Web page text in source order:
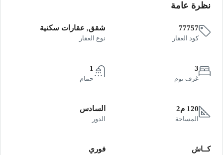
نظرة عامة
77757
كود العقار
شقق, عقارات سكنية
نوع العقار
3
غرف نوم
1
حمام
120 م2
المساحة
السادس
الدور
كــاش فوري